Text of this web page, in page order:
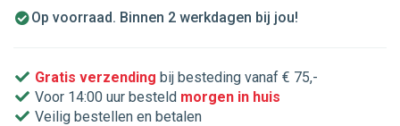
Op voorraad. Binnen 2 werkdagen bij jou!
Gratis verzending bij besteding vanaf € 75,-
Voor 14:00 uur besteld morgen in huis
Veilig bestellen en betalen